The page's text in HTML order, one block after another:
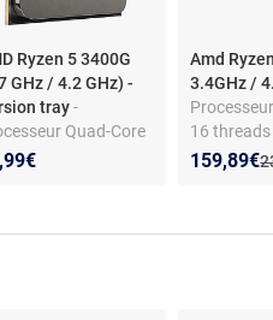
Ryzen 5 3400G
GHz / 4.2 GHz) -
tray-
Quad-Core
socket AM4
Amd
3.4GHz /
16
AM4 - Zen
Nouveau
159,89€